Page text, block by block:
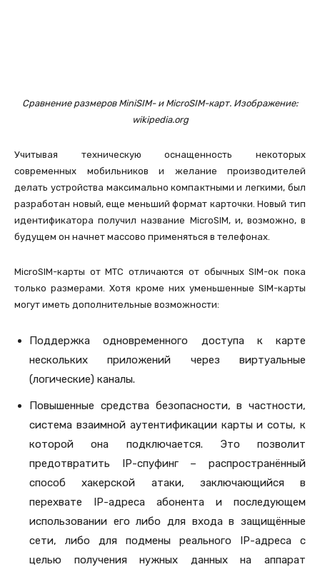
Сравнение размеров MiniSIM- и MicroSIM-карт. Изображение:
wikipedia.org
Учитывая техническую оснащенность некоторых
современных мобильников и желание производителей
делать устройства максимально компактными и легкими, был
разработан новый, еще меньший формат карточки. Новый тип
идентификатора получил название MicroSIM, и, возможно, в
будущем он начнет массово применяться в телефонах.
MicroSIM-карты от МТС отличаются от обычных SIM-ок пока
только размерами. Хотя кроме них уменьшенные SIM-карты
могут иметь дополнительные возможности:
Поддержка одновременного доступа к карте
нескольких приложений через виртуальные
(логические) каналы.
Повышенные средства безопасности, в частности,
система взаимной аутентификации карты и соты, к
которой она подключается. Это позволит
предотвратить IP-спуфинг – распространённый
способ хакерской атаки, заключающийся в
перехвате IP-адреса абонента и последующем
использовании его либо для входа в защищённые
сети, либо для подмены реального IP-адреса с
целью получения нужных данных на аппарат